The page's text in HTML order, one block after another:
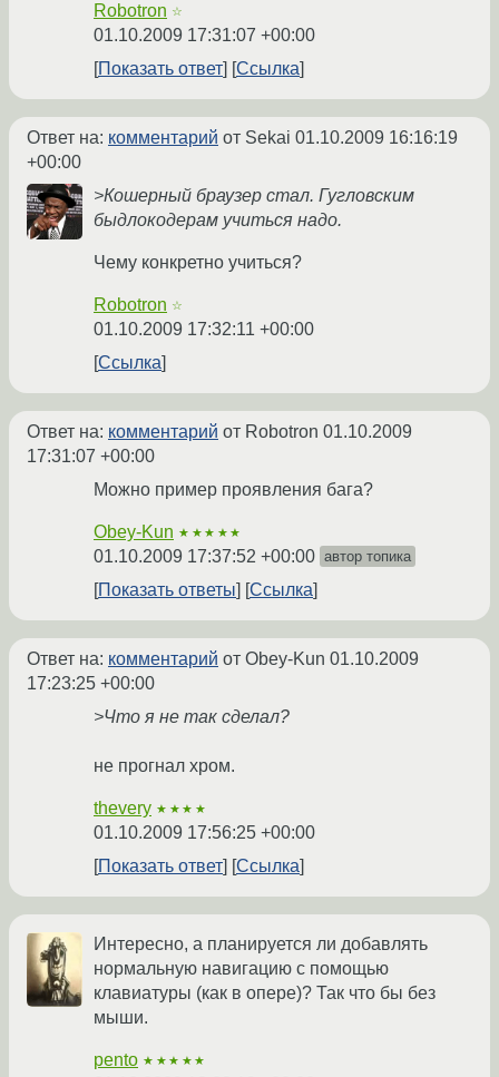
Robotron ☆
01.10.2009 17:31:07 +00:00
Показать ответ
Ссылка
Ответ на: комментарий от Sekai 01.10.2009 16:16:19
+00:00
>Кошерный браузер стал. Гугловским
быдлокодерам учиться надо.
Чему конкретно учиться?
Robotron ☆
01.10.2009 17:32:11 +00:00
Ссылка
Ответ на: комментарий от Robotron 01.10.2009
17:31:07 +00:00
Можно пример проявления бага?
Obey-Kun ★★★★★
01.10.2009 17:37:52 +00:00 автор топика
Показать ответы Ссылка
Ответ на: комментарий от Obey-Kun 01.10.2009
17:23:25 +00:00
>Что я не так сделал?
не прогнал хром.
thevery ★★★★
01.10.2009 17:56:25 +00:00
Показать ответ
Ссылка
Интересно, а планируется ли добавлять
нормальную навигацию с помощью
клавиатуры (как в опере)? Так что бы без
мыши.
pento ★★★★★